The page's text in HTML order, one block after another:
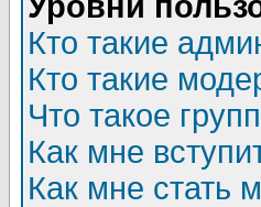
Кто такие
Кто такие
Что такое
Как мне
Как мне стать